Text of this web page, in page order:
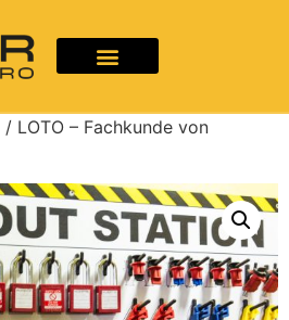
/ LOTO – Fachkunde von